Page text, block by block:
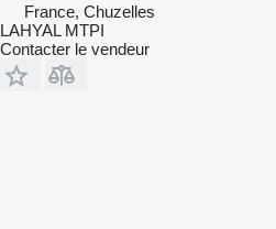
France, Chuzelles
LAHYAL MTPI
Contacter le vendeur